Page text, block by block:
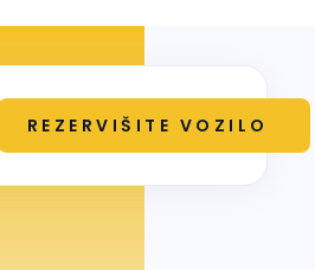
REZERVIŠITE VOZILO